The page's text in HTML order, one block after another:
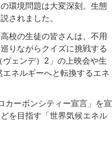
環境問題は大変深刻。生態
されました。
校の生徒の皆さんは、不用
りながらクイズに挑戦する
ェンデ）2」の上映会や生
ネルギーへと転換するエネ
カーボンシティー宣言」を宣
を目指す「世界気候エネル